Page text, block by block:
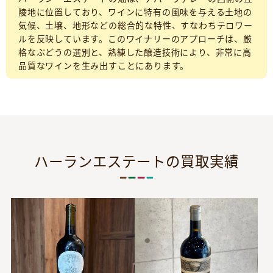
陵地に位置しており、ワインに特有の風味を与える土地の
気候、土壌、地形などの総合的な特性、すなわちテロワー
ルを反映しています。このワイナリーのアプローチは、厳
格なぶどうの選別と、熟練した醸造技術により、非常に高
品質なワインを生み出すことにあります。
ハーランエステートの買取実績